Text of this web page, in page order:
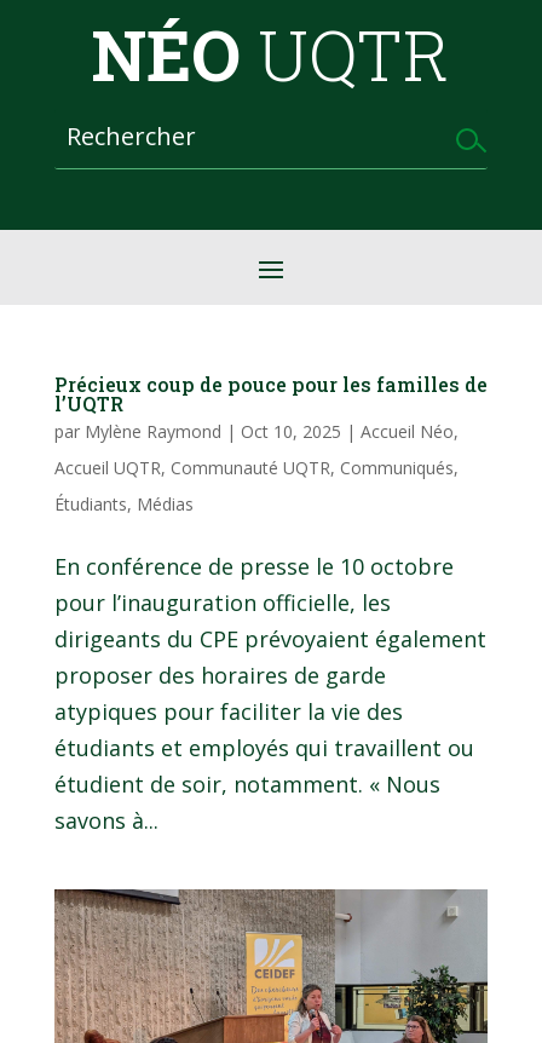
NÉO UQTR
Précieux coup de pouce pour les familles de
l’UQTR
par Mylène Raymond | Oct 10, 2025 | Accueil Néo,
Accueil UQTR, Communauté UQTR, Communiqués,
Étudiants, Médias
En conférence de presse le 10 octobre
pour l’inauguration officielle, les
dirigeants du CPE prévoyaient également
proposer des horaires de garde
atypiques pour faciliter la vie des
étudiants et employés qui travaillent ou
étudient de soir, notamment. « Nous
savons à...